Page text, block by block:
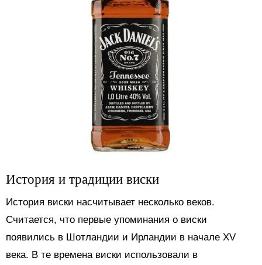
История и традиции виски
История виски насчитывает несколько веков.
Считается, что первые упоминания о виски
появились в Шотландии и Ирландии в начале XV
века. В те времена виски использовали в